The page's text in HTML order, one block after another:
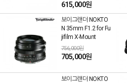
615,000원
보이그랜더 NOKTO
N 35mm F1.2 for Fu
jifilm X-Mount
756,000원
705,000원
보이그랜더 NOKTO